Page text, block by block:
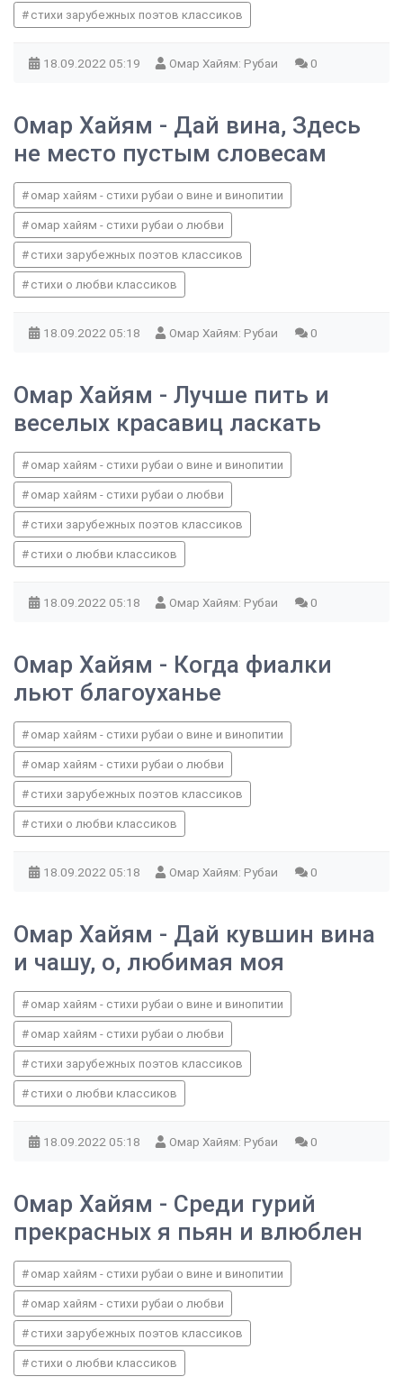
стихи зарубежных поэтов классиков
18.09.2022 05:19 Омар Хайям: Рубаи 0
Омар Хайям - Дай вина, Здесь
не место пустым словесам
омар хайям - стихи рубаи о вине и винопитии
омар хайям - стихи рубаи о любви
стихи зарубежных поэтов классиков
стихи о любви классиков
18.09.2022 05:18 Омар Хайям: Рубаи 0
Омар Хайям - Лучше пить и
веселых красавиц ласкать
омар хайям - стихи рубаи о вине и винопитии
омар хайям - стихи рубаи о любви
стихи зарубежных поэтов классиков
стихи о любви классиков
18.09.2022 05:18 Омар Хайям: Рубаи 0
Омар Хайям - Когда фиалки
льют благоуханье
омар хайям - стихи рубаи о вине и винопитии
омар хайям - стихи рубаи о любви
стихи зарубежных поэтов классиков
стихи о любви классиков
18.09.2022 05:18 Омар Хайям: Рубаи 0
Омар Хайям - Дай кувшин вина
и чашу, о, любимая моя
омар хайям - стихи рубаи о вине и винопитии
омар хайям - стихи рубаи о любви
стихи зарубежных поэтов классиков
стихи о любви классиков
18.09.2022 05:18 Омар Хайям: Рубаи 0
Омар Хайям - Среди гурий
прекрасных я пьян и влюблен
омар хайям - стихи рубаи о вине и винопитии
омар хайям - стихи рубаи о любви
стихи зарубежных поэтов классиков
стихи о любви классиков